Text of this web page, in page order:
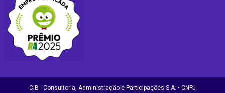
CIB - Consultoria, Administração e Participações S.A. • CNPJ